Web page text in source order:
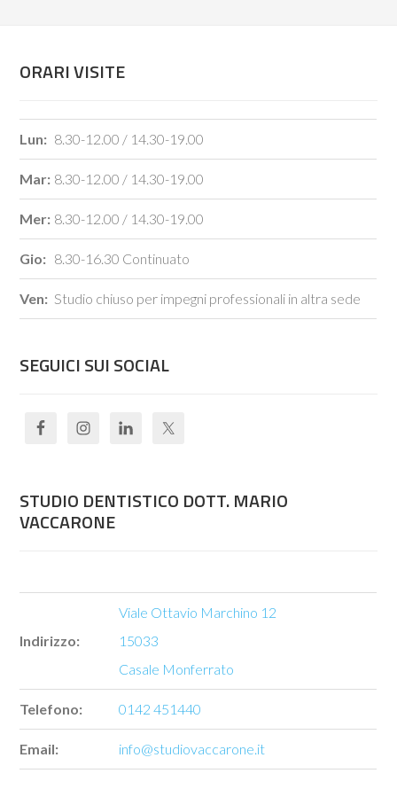
ORARI VISITE
Lun: 8.30-12.00 / 14.30-19.00
Mar: 8.30-12.00 / 14.30-19.00
Mer: 8.30-12.00 / 14.30-19.00
Gio: 8.30-16.30 Continuato
Ven: Studio chiuso per impegni professionali in altra sede
SEGUICI SUI SOCIAL
STUDIO DENTISTICO DOTT. MARIO
VACCARONE
Indirizzo:
Viale Ottavio Marchino 12
15033
Casale Monferrato
Telefono: 0142 451440
Email: info@studiovaccarone.it